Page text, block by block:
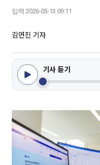
입력 2026-05-13 09:11
김연진 기자
기사 듣기